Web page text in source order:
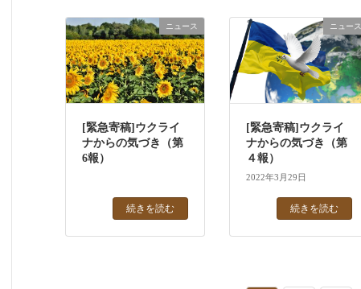
ニュース
[緊急寄稿]ウクライ
ナからの気づき（第
6報）
続きを読む
ニュース
[緊急寄稿]ウクライ
ナからの気づき（第
４報）
2022年3月29日
続きを読む